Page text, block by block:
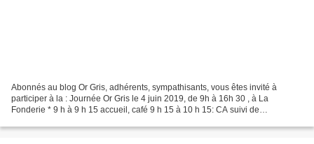
Abonnés au blog Or Gris, adhérents, sympathisants, vous êtes invité à
participer à la : Journée Or Gris le 4 juin 2019, de 9h à 16h 30 , à La
Fonderie * 9 h à 9 h 15 accueil, café 9 h 15 à 10 h 15: CA suivi de